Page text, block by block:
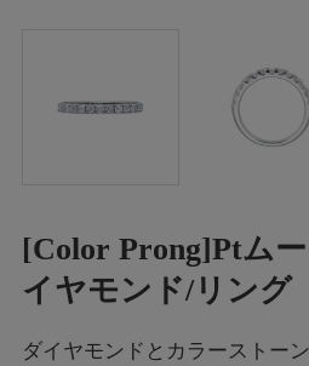
[Color Prong]Ptム
イヤモンド/リング
ダイヤモンドとカラーストー